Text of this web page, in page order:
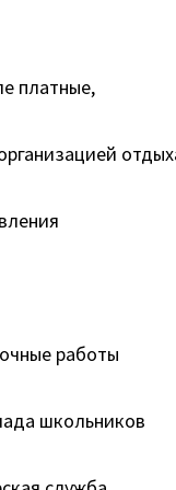
платные,
работы
школьников